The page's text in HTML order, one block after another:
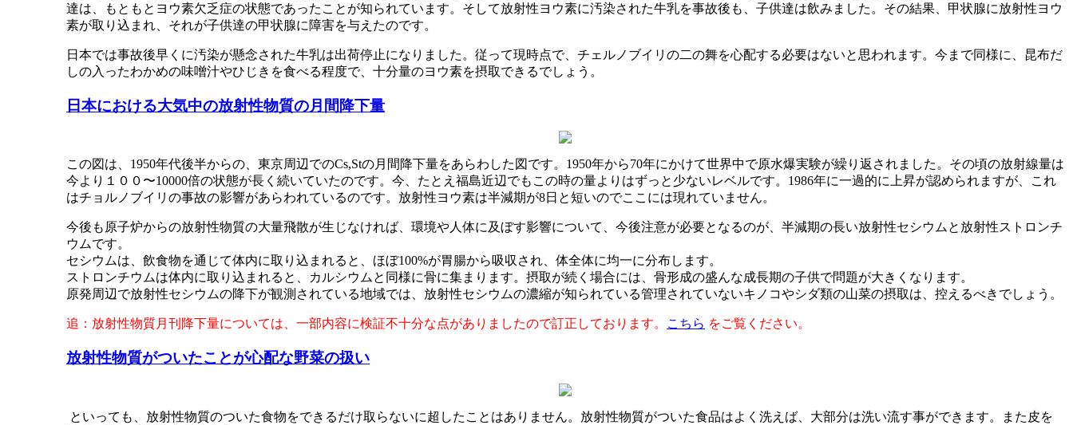
達は、もともとヨウ素欠乏症の状態であったことが知られています。そして放射性ヨウ素に汚染された牛乳を事故後も、子供達は飲みました。その結果、甲状腺に放射性ヨウ
素が取り込まれ、それが子供達の甲状腺に障害を与えたのです。
日本では事故後早くに汚染が懸念された牛乳は出荷停止になりました。従って現時点で、チェルノブイリの二の舞を心配する必要はないと思われます。今まで同様に、昆布だ
しの入ったわかめの味噌汁やひじきを食べる程度で、十分量のヨウ素を摂取できるでしょう。
日本における大気中の放射性物質の月間降下量
この図は、1950年代後半からの、東京周辺でのCs,Stの月間降下量をあらわした図です。1950年から70年にかけて世界中で原水爆実験が繰り返されました。その頃の放射線量は
今より１００〜10000倍の状態が長く続いていたのです。今、たとえ福島近辺でもこの時の量よりはずっと少ないレベルです。1986年に一過的に上昇が認められますが、これ
はチョルノブイリの事故の影響があらわれているのです。放射性ヨウ素は半減期が8日と短いのでここには現れていません。
今後も原子炉からの放射性物質の大量飛散が生じなければ、環境や人体に及ぼす影響について、今後注意が必要となるのが、半減期の長い放射性セシウムと放射性ストロンチ
ウムです。
セシウムは、飲食物を通じて体内に取り込まれると、ほぼ100%が胃腸から吸収され、体全体に均一に分布します。
ストロンチウムは体内に取り込まれると、カルシウムと同様に骨に集まります。摂取が続く場合には、骨形成の盛んな成長期の子供で問題が大きくなります。
原発周辺で放射性セシウムの降下が観測されている地域では、放射性セシウムの濃縮が知られている管理されていないキノコやシダ類の山菜の摂取は、控えるべきでしょう。
追：放射性物質月刊降下量については、一部内容に検証不十分な点がありましたので訂正しております。 こちら をご覧ください。
放射性物質がついたことが心配な野菜の扱い
といっても、放射性物質のついた食物をできるだけ取らないに超したことはありません。放射性物質がついた食品はよく洗えば、大部分は洗い流す事ができます。また皮を